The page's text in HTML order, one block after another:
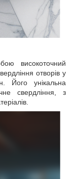
високоточний
отворів у
Його унікальна
свердління, з